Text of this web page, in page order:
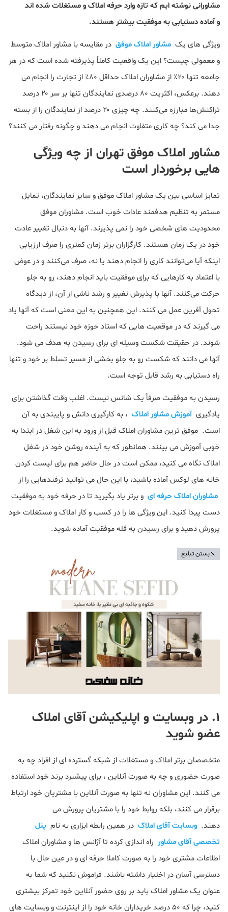
مشاورانی نوشته ایم که تازه وارد حرفه املاک و مستغلات شده اند
و آماده دستیابی به موفقیت بیشتر هستند.
ویژگی های یک مشاور املاک موفق در مقایسه با مشاور املاک متوسط ​​
و معمولی چیست؟ این یک واقعیت کاملاً پذیرفته شده است که در هر
جامعه تنها ۲۰٪ از مشاوران املاک حداقل ۸۰٪ از تجارت را انجام می
دهند. برعکس، اکثریت ۸۰ درصدی نمایندگان تنها بر سر ۲۰ درصد
تراکنش‌ها مبارزه می‌کنند. چه چیزی ۲۰ درصد از نمایندگان را از بسته
جدا می کند؟ چه کاری متفاوت انجام می دهند و چگونه رفتار می کنند؟
مشاور املاک موفق تهران از چه ویژگی
هایی برخوردار است
تمایز اساسی بین یک مشاور املاک موفق و سایر نمایندگان، تمایل
مستمر به تنظیم هدفمند عادات خوب است. مشاوران موفق
محدودیت های شخصی خود را نمی پذیرند. آنها به دنبال تغییر عادت
خود در یک زمان هستند. کارگزاران برتر زمان کمتری را صرف ارزیابی
اینکه آیا می‌توانند کاری را انجام دهند یا نه، صرف می‌کنند و در عوض
با اعتماد به کارهایی که برای موفقیت باید انجام دهند، رو به جلو
حرکت می‌کنند. آنها با پذیرش تغییر و رشد ناشی از آن، از دیدگاه
تحول آفرین عمل می کنند. این همچنین به این معنی است که آنها یاد
می گیرند که در موقعیت هایی که استاد حوزه خود نیستند راحت
شوند. در حقیقت شکست وسیله ای برای رسیدن به هدف می شود.
آنها می دانند که شکست رو به جلو بخشی از مسیر تسلط بر خود و تنها
راه دستیابی به رشد قابل توجه است.
رسیدن به موفقیت صرفاً یک شانس نیست. اغلب وقت گذاشتن برای
یادگیری آموزش مشاور املاک ، به کارگیری دانش و پایبندی به آن
است. موفق ترین مشاوران املاک قبل از ورود به این شغل در ابتدا به
خوبی آموزش می بینند. همانطور که به آینده روشن خود در شغل
املاک نگاه می کنید، ممکن است در حال حاضر هم برای لیست کردن
خانه های لوکس آماده باشید، با این حال می توانید ترفندهایی را از
مشاوران املاک حرفه ای و برتر یاد بگیرید تا در حرفه خود به موفقیت
دست پیدا کنید. این ویژگی ها را در کسب و کار املاک و مستغلات خود
پرورش دهید و برای رسیدن به قله موفقیت آماده شوید.
بستن تبلیغ
۱. در وبسایت و اپلیکیشن آقای املاک
عضو شوید
متخصصان برتر املاک و مستغلات از شبکه گسترده ای از افراد چه به
صورت حضوری و چه به صورت آنلاین ، برای پیشبرد برند خود استفاده
می کنند. این مشاوران نه تنها به صورت آنلاین با مشتریان خود ارتباط
برقرار می کنند، بلکه روابط خود را با مشتریان پرورش می
دهند. وبسایت آقای املاک در همین رابطه ابزاری به نام پنل
تخصصی آقای مشاور راه‌ اندازی کرده تا آژانس ها و مشاوران املاک
اطلاعات مشتری خود را به صورت کاملا حرفه ای و در عین حال با
دسترسی آسان در اختیار داشته باشند. فراموش نکنید که شما به
عنوان یک مشاور املاک باید بر روی حضور آنلاین خود تمرکز بیشتری
کنید، چرا که ۵۰ درصد خریداران خانه خود را از اینترنت و وبسایت های